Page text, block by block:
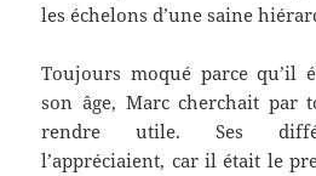
les échelons d’une saine
Toujours moqué parce qu’il
son âge, Marc cherchait par
rendre utile. Ses
l’appréciaient, car il était le